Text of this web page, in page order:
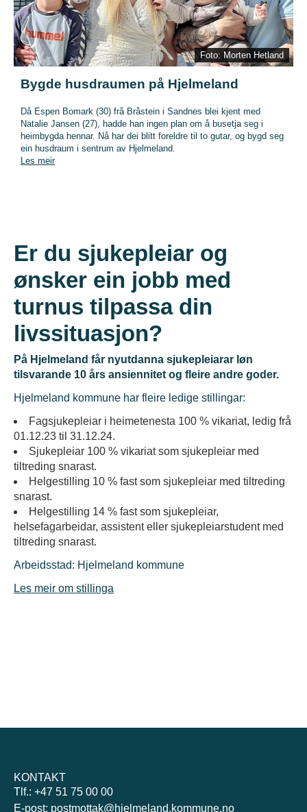
Foto: Morten Hetland
Bygde husdraumen på Hjelmeland
Då Espen Bomark (30) frå Bråstein i Sandnes blei kjent med
Natalie Jansen (27), hadde han ingen plan om å busetja seg i
heimbygda hennar. Nå har dei blitt foreldre til to gutar, og bygd seg
ein husdraum i sentrum av Hjelmeland.
Les meir
Er du sjukepleiar og
ønsker ein jobb med
turnus tilpassa din
livssituasjon?
På Hjelmeland får nyutdanna sjukepleiarar løn
tilsvarande 10 års ansiennitet og fleire andre goder.
Hjelmeland kommune har fleire ledige stillingar:
Fagsjukepleiar i heimetenesta 100 % vikariat, ledig frå
01.12.23 til 31.12.24.
Sjukepleiar 100 % vikariat som sjukepleiar med
tiltreding snarast.
Helgestilling 10 % fast som sjukepleiar med tiltreding
snarast.
Helgestilling 14 % fast som sjukepleiar,
helsefagarbeidar, assistent eller sjukepleiarstudent med
tiltreding snarast.
Arbeidsstad: Hjelmeland kommune
Les meir om stillinga
KONTAKT
Tlf.: +47 51 75 00 00
E-post: postmottak@hjelmeland.kommune.no